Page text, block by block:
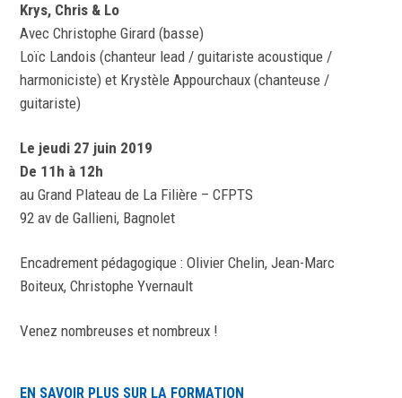
Krys, Chris & Lo
Avec Christophe Girard (basse)
Loïc Landois (chanteur lead / guitariste acoustique /
harmoniciste) et Krystèle Appourchaux (chanteuse /
guitariste)
Le jeudi 27 juin 2019
De 11h à 12h
au Grand Plateau de La Filière – CFPTS
92 av de Gallieni, Bagnolet
Encadrement pédagogique : Olivier Chelin, Jean-Marc
Boiteux, Christophe Yvernault
Venez nombreuses et nombreux !
EN SAVOIR PLUS SUR LA FORMATION